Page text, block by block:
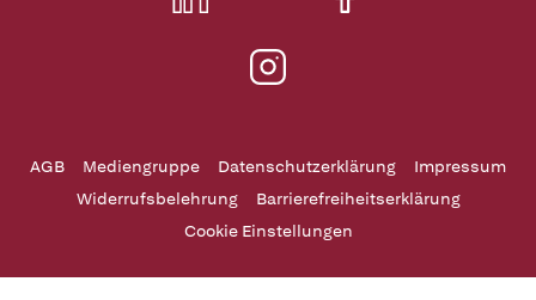
AGB Mediengruppe Datenschutzerklärung
Impressum
Widerrufsbelehrung
Barrierefreiheitserklärung
Cookie Einstellungen